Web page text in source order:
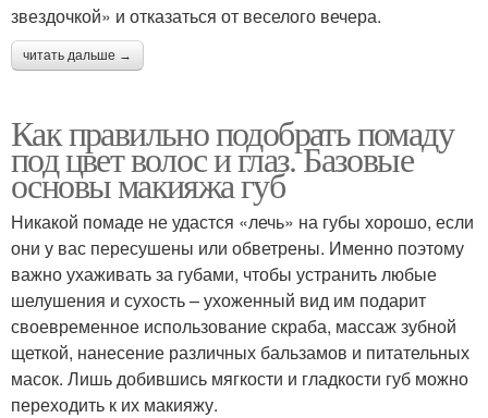
звездочкой» и отказаться от веселого вечера.
читать дальше →
Как правильно подобрать помаду
под цвет волос и глаз. Базовые
основы макияжа губ
Никакой помаде не удастся «лечь» на губы хорошо, если
они у вас пересушены или обветрены. Именно поэтому
важно ухаживать за губами, чтобы устранить любые
шелушения и сухость – ухоженный вид им подарит
своевременное использование скраба, массаж зубной
щеткой, нанесение различных бальзамов и питательных
масок. Лишь добившись мягкости и гладкости губ можно
переходить к их макияжу.